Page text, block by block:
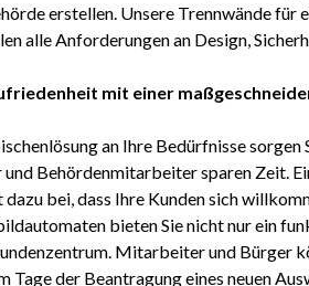
erstellen. Unsere Trennwände für
alle Anforderungen an Design,
mit einer
an Ihre Bedürfnisse sorgen
Behördenmitarbeiter sparen Zeit.
bei, dass Ihre Kunden sich
bieten Sie nicht nur ein
Mitarbeiter und Bürger
Tage der Beantragung eines neuen